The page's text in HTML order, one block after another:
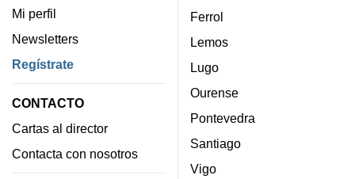
Mi perfil
Newsletters
Regístrate
CONTACTO
Cartas al director
Contacta con nosotros
Ferrol
Lemos
Lugo
Ourense
Pontevedra
Santiago
Vigo